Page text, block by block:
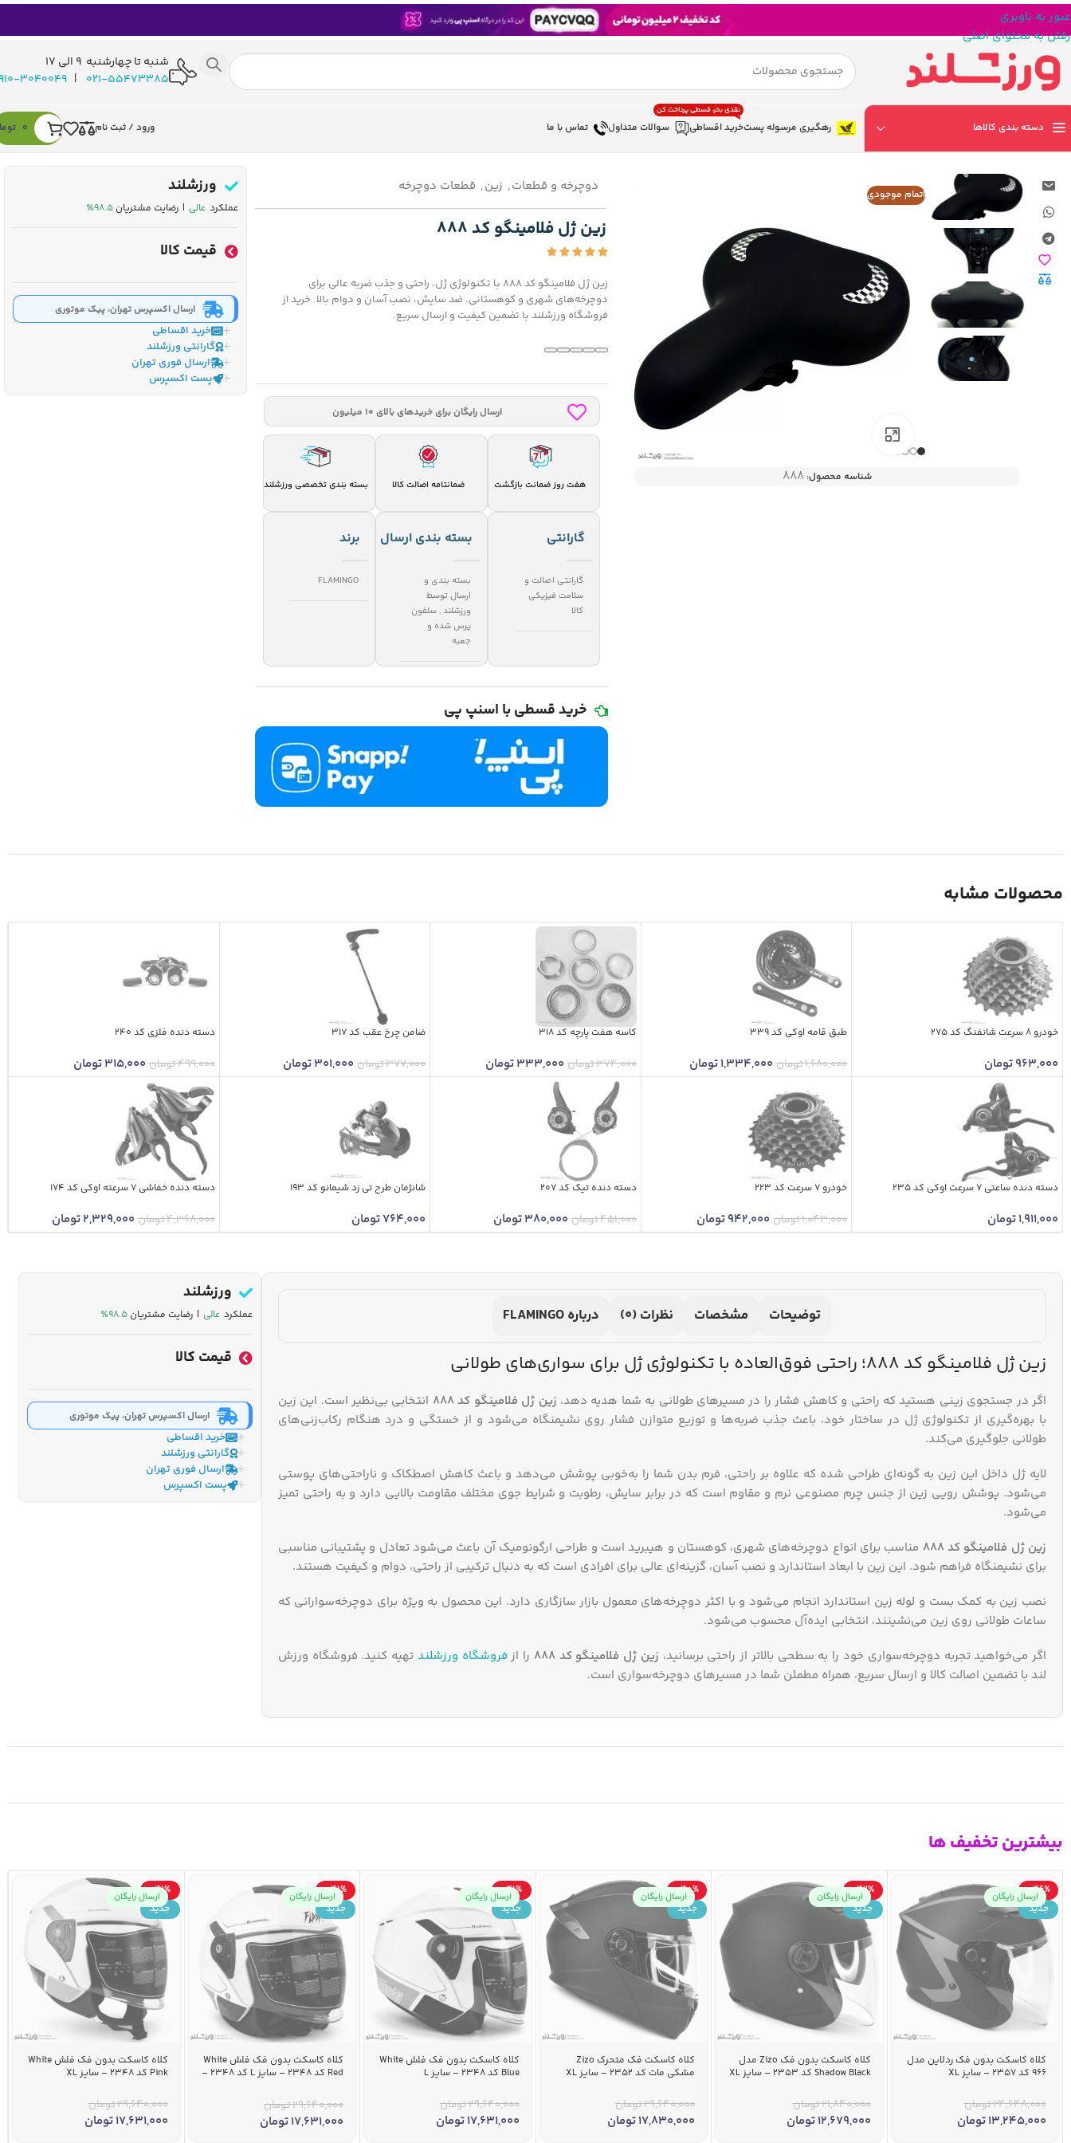
عبور به ناوبری
رفتن به محتوای اصلی
شنبه تا چهارشنبه 9 الی 17
021-55473385
|
3040049
دسته بندی کالاها رهگیری مرسوله پستخرید اقساطی
نقدی بخر، قسطی پرداخت کن
سوالات متداول تماس با ما ورود / ثبت نام 0
اتمام موجودی
شناسه محصول:888
دوچرخه و قطعات, زین, قطعات دوچرخه
زین ژل فلامینگو کد 888
زین ژل فلامینگو کد 888 با تکنولوژی ژل، راحتی و جذب ضربه عالی برای
دوچرخه‌های شهری و کوهستانی. ضد سایش، نصب آسان و دوام بالا. خرید از
فروشگاه ورزشلند با تضمین کیفیت و ارسال سریع.
ارسال رایگان برای خریدهای بالای 10 میلیون
هفت روز ضمانت بازگشت ضمانتامه اصالت کالا بسته بندی تخصصی ورزشلند
گارانتی
گارانتی اصالت و
سلامت فیزیکی
کالا
بسته بندی ارسال
بسته بندی و
ارسال توسط
ورزشلند,سلفون
پرس شده و
جعبه
برند
FLAMINGO
خرید قسطی با اسنپ پی
ورزشلند
عملکردعالی | رضایت مشتریان۹۸.۵٪
قیمت کالا
ارسال اکسپرس تهران، پیک موتوری
خرید اقساطی
گارانتی ورزشلند
ارسال فوری تهران
پست اکسپرس
محصولات مشابه
خودرو 8 سرعت شانفنگ کد 275
963,000تومان
طبق قامه اوکی کد 339
1,680,000تومان 1,334,000تومان
کاسه هفت پارچه کد 318
374,000تومان 333,000تومان
ضامن چرخ عقب کد 317
377,000تومان 301,000تومان
دسته دنده فلزی کد 240
499,000تومان 315,000تومان
دسته دنده ساعتی 7 سرعت اوکی کد 235
1,911,000تومان
خودرو 7 سرعت کد 223
1,043,000تومان 942,000تومان
دسته دنده تیک کد 207
451,000تومان 380,000تومان
شانژمان طرح تی زد شیمانو کد 193
764,000تومان
دسته دنده خفاشی 7 سرعته اوکی کد 174
4,368,000تومان 2,329,000تومان
توضیحات مشخصات نظرات (0) درباره FLAMINGO
زین ژل فلامینگو کد 888؛ راحتی فوق‌العاده با تکنولوژی ژل برای سواری‌های طولانی
اگر در جستجوی زینی هستید که راحتی و کاهش فشار را در مسیرهای طولانی به شما هدیه دهد، زین ژل فلامینگو کد 888
انتخابی بی‌نظیر است. این زین
با بهره‌گیری از تکنولوژی ژل در ساختار خود، باعث جذب ضربه‌ها و توزیع متوازن فشار روی نشیمنگاه می‌شود و از خستگی و درد هنگام رکاب‌زنی‌های
طولانی جلوگیری می‌کند.
لایه ژل داخل این زین به گونه‌ای طراحی شده که علاوه بر راحتی، فرم بدن شما را به‌خوبی پوشش می‌دهد و باعث کاهش اصطکاک و ناراحتی‌های پوستی
می‌شود. پوشش رویی زین از جنس چرم مصنوعی نرم و مقاوم است که در برابر سایش، رطوبت و شرایط جوی مختلف مقاومت بالایی دارد و به راحتی تمیز
می‌شود.
زین ژل فلامینگو کد 888
مناسب برای انواع دوچرخه‌های شهری، کوهستان و هیبرید است و طراحی ارگونومیک آن باعث می‌شود تعادل و پشتیبانی مناسبی
برای نشیمنگاه فراهم شود. این زین با ابعاد استاندارد و نصب آسان، گزینه‌ای عالی برای افرادی است که به دنبال ترکیبی از راحتی، دوام و کیفیت هستند.
نصب زین به کمک بست و لوله زین استاندارد انجام می‌شود و با اکثر دوچرخه‌های معمول بازار سازگاری دارد. این محصول به ویژه برای دوچرخه‌سوارانی که
ساعات طولانی روی زین می‌نشینند، انتخابی ایده‌آل محسوب می‌شود.
اگر می‌خواهید تجربه دوچرخه‌سواری خود را به سطحی بالاتر از راحتی برسانید، زین ژل فلامینگو کد 888 را از فروشگاه ورزشلند تهیه کنید. فروشگاه ورزش
لند با تضمین اصالت کالا و ارسال سریع، همراه مطمئن شما در مسیرهای دوچرخه‌سواری است.
ورزشلند
عملکردعالی | رضایت مشتریان۹۸.۵٪
قیمت کالا
ارسال اکسپرس تهران، پیک موتوری
خرید اقساطی
گارانتی ورزشلند
ارسال فوری تهران
پست اکسپرس
بیشترین تخفیف ها
-46%
جدید
ارسال رایگان
کلاه کاسکت بدون فک ردلاین مدل
966 کد 2357 – سایز XL
24,648,000تومان
13,245,000تومان
-42%
جدید
ارسال رایگان
کلاه کاسکت بدون فک Zizo مدل
Shadow Black کد 2353 – سایز XL
21,840,000تومان
12,679,000تومان
-40%
جدید
ارسال رایگان
کلاه کاسکت فک متحرک Zizo
مشکی مات کد 2352 – سایز XL
29,640,000تومان
17,830,000تومان
-41%
جدید
ارسال رایگان
کلاه کاسکت بدون فک فلش White
Blue کد 2348 – سایز L
29,640,000تومان
17,631,000تومان
-41%
جدید
ارسال رایگان
کلاه کاسکت بدون فک فلش White
Red کد 2348 – سایز L کد 2348 –
29,640,000تومان
17,631,000تومان
-41%
جدید
ارسال رایگان
کلاه کاسکت بدون فک فلش White
Pink کد 2348 – سایز XL
29,640,000تومان
17,631,000تومان